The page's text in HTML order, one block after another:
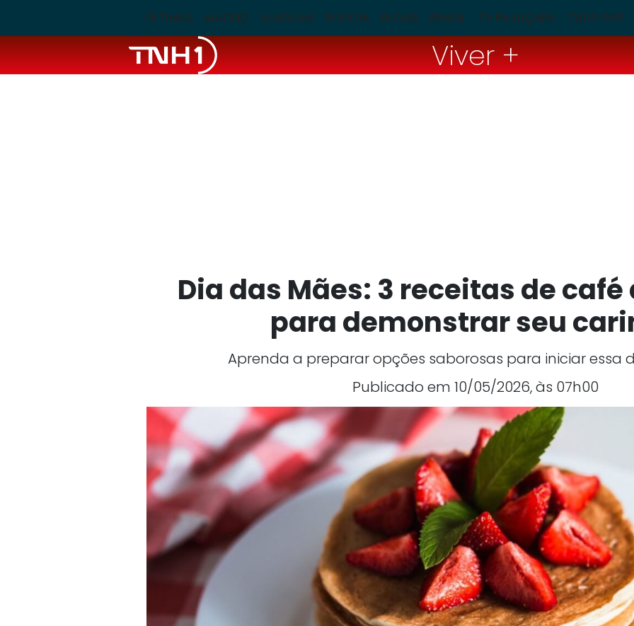
ÚLTIMAS MACEIÓ ALAGOAS POLÍCIA BLOGS BRASIL TV PAJUÇARA TUDO POP
Viver +
Dia das Mães: 3 receitas de
para demonstrar seu
Aprenda a preparar opções saborosas para iniciar essa
Publicado em 10/05/2026, às 07h00